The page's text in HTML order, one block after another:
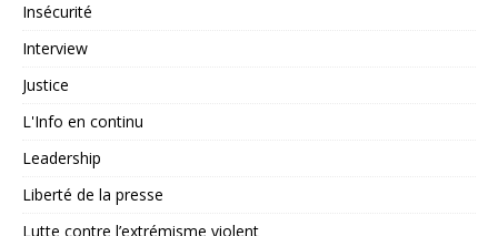
Insécurité
Interview
Justice
L'Info en continu
Leadership
Liberté de la presse
Lutte contre l’extrémisme violent